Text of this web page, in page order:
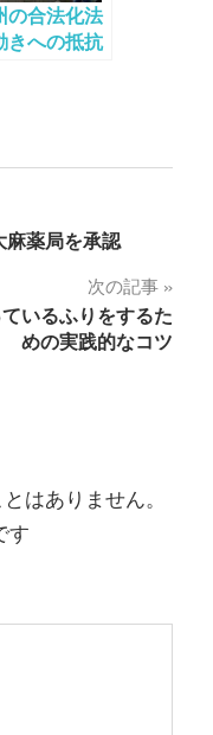
の合法化法
きへの抵抗
なければ
表明
麻薬局を承認
次の記事
いるふりをするた
めの実践的なコツ
はありません。
す